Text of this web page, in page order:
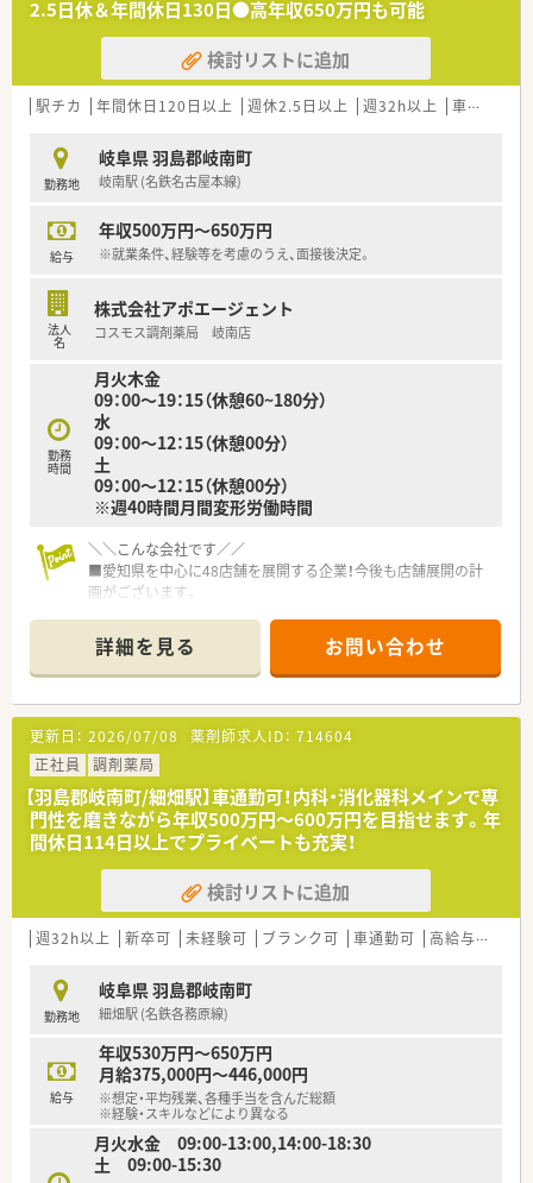
います。
また、患者さまへの想いをカタチにする「リトルチャレンジ制
度」では「現場主義」を念頭に、
地域・店舗ごとに異なる患者さまのニーズやスタッフの思いを実
現する取り組みも行っています。
ップをご用意しております。
こうした働きやすい環境づくりに力を入れている『さくら薬局グ
ループ』でご活躍されてみませんか？
2.5日休＆年間休日130日●高年収650万円も可能
検討リストに追加
駅チカ 年間休日120日以上 週休2.5日以上 週32h以上 車通勤可
勤務地
岐阜県 羽島郡岐南町
岐南駅 (名鉄名古屋本線)
給与
年収500万円～650万円
※就業条件、経験等を考慮のうえ、面接後決定。
法人
名
株式会社アポエージェント
コスモス調剤薬局 岐南店
勤務
時間
月火木金
09：00～19：15（休憩60~180分）
水
09：00～12：15（休憩00分）
土
09：00～12：15（休憩00分）
※週40時間月間変形労働時間
＼＼こんな会社です／／
■愛知県を中心に48店舗を展開する企業！今後も店舗展開の計
画がございます。
■ドミナント展開で同じエリア内に店舗が複数ある為、転居を伴
う転勤はありません。
■患者様とクリニックの懸け橋として、健康と安心に貢献するマ
ザーカンパニーを目指します。
■社内サークル活動も積極的に行っており社内の横のつながり
を大切にしています。
＼＼こんな方におススメ／／
■～キャリアアップ・様々な業務にチャレンジしたい方！～
若手が活躍できる環境があり、頑張った分だけしっかり評価され
る環境です。
■～在宅業務に積極的に取り組みたい方！～
「地域包括ケアシステム」を推進できる薬局として在宅業務に注
力しています。
■ワークライフバランスを重視し、月2～3回は週休2.5日となる
ようシフトを調整しています。
※休日・勤務時間・休憩時間の取り方は店舗によって異なりま
す。
＼＼充実の研修制度／／
■独自の研修制度「コスモスアカデミープログラム」により、熟
■同じエリアに様々な診療科クリニックの門前薬局を運営して
いる特性を生かして、計画的に様々な診療科の薬局を経験し、幅
詳細を見る お問い合わせ
更新日： 2026/07/08 薬剤師求人ID： 714604
正社員
調剤薬局
【羽島郡岐南町/細畑駅】車通勤可！内科・消化器科メインで専
門性を磨きながら年収500万円～600万円を目指せます。年
間休日114日以上でプライベートも充実！
検討リストに追加
週32h以上 新卒可 未経験可 ブランク可 車通勤可 高給与(600万円以上)
勤務地
岐阜県 羽島郡岐南町
細畑駅 (名鉄各務原線)
給与
年収530万円～650万円
月給375,000円～446,000円
※想定・平均残業、各種手当を含んだ総額
※経験・スキルなどにより異なる
月火水金 09:00-13:00,14:00-18:30
土 09:00-15:30